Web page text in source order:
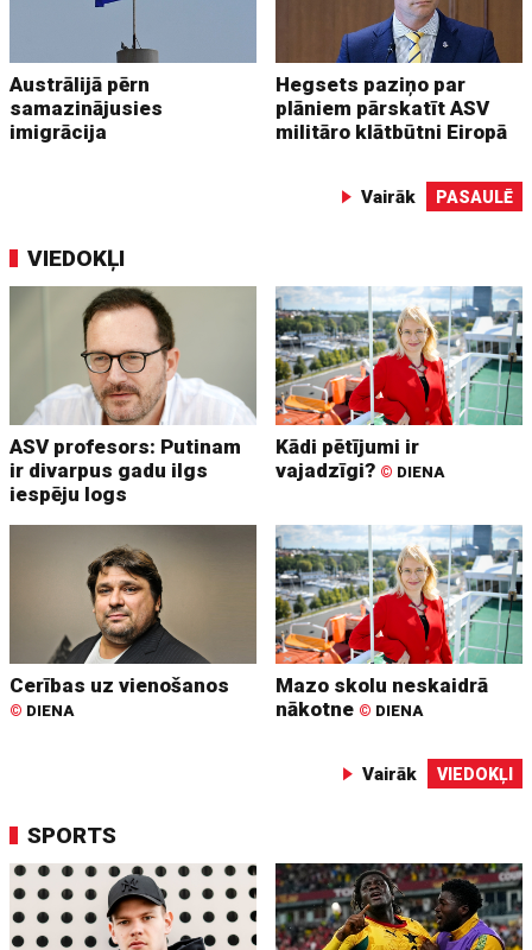
Austrālijā pērn
samazinājusies
imigrācija
Hegsets paziņo par
plāniem pārskatīt ASV
militāro klātbūtni Eiropā
Vairāk PASAULĒ
VIEDOKĻI
ASV profesors: Putinam
ir divarpus gadu ilgs
iespēju logs
Kādi pētījumi ir
vajadzīgi? © DIENA
Cerības uz vienošanos
© DIENA
Mazo skolu neskaidrā
nākotne © DIENA
Vairāk VIEDOKĻI
SPORTS